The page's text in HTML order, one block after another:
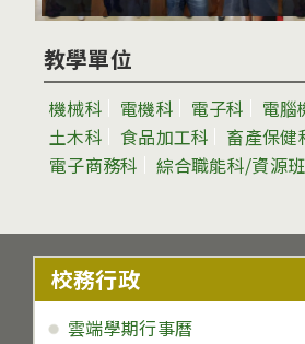
教學單位
機械科 電機科 電子科
電腦
土木科
食品加工科 畜產保健
電子商務科
綜合職能科/資源班
校務行政
雲端學期行事曆